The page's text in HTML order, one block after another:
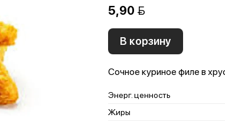
5,90 
В корзину
Сочное куриное филе в
Энерг. ценность
Жиры